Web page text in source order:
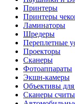
Принтеры
Принтеры
Ламинаторы
Шредеры
Переплетные
Проекторы
Сканеры
Фотоаппараты
Экшн-камеры
Объективы
Сканеры